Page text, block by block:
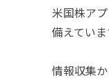
米国株ア
備えていま
情報収集